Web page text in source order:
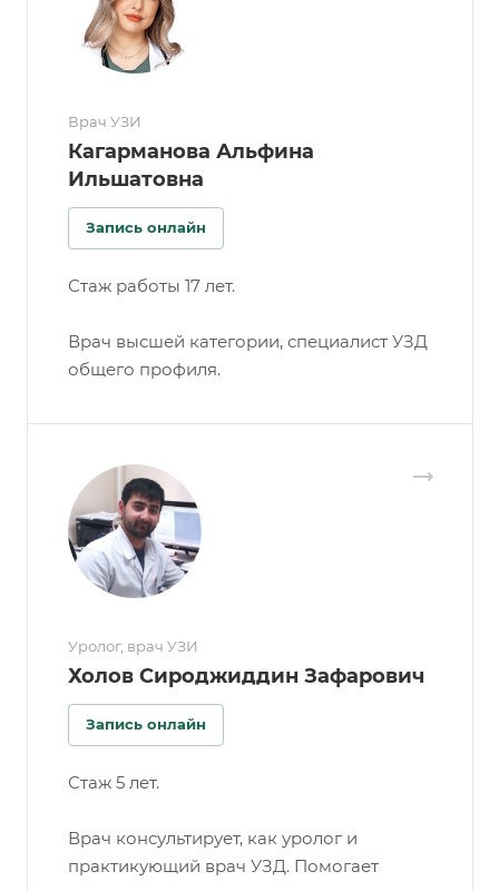
Врач УЗИ
Кагарманова Альфина
Ильшатовна
Запись онлайн
Стаж работы 17 лет.
Врач высшей категории, специалист УЗД
общего профиля.
Уролог, врач УЗИ
Холов Сироджиддин Зафарович
Запись онлайн
Стаж 5 лет.
Врач консультирует, как уролог и
практикующий врач УЗД. Помогает